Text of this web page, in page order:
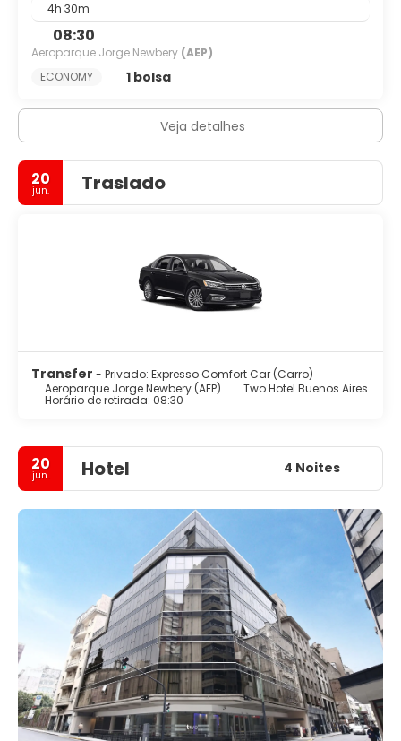
4h 30m
08:30
Aeroparque Jorge Newbery (AEP)
ECONOMY
1 bolsa
Veja detalhes
20
jun. Traslado
Transfer - Privado: Expresso Comfort Car (Carro)
Aeroparque Jorge Newbery (AEP)
Two Hotel Buenos Aires
Horário de retirada: 08:30
20
jun. Hotel 4 Noites